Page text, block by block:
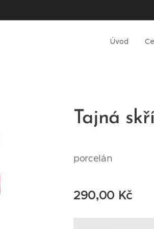
Úvod
Tajná
porcelán
290,00 Kč